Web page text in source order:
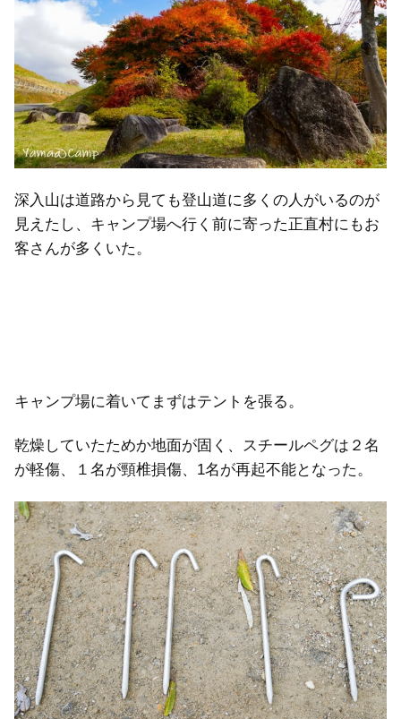
深入山は道路から見ても登山道に多くの人がいるのが
見えたし、キャンプ場へ行く前に寄った正直村にもお
客さんが多くいた。
キャンプ場に着いてまずはテントを張る。
乾燥していたためか地面が固く、スチールペグは２名
が軽傷、１名が頸椎損傷、1名が再起不能となった。